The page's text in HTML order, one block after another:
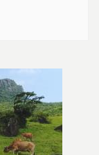
來？是什麼
麼樣的改